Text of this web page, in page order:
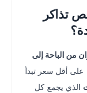
إلى
سعر تبدأ
يجمع كل